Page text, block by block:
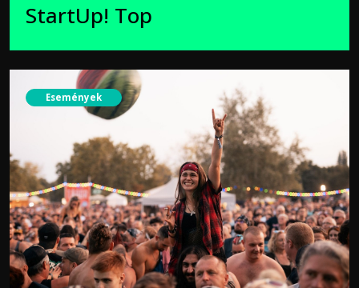
StartUp! Top
Események